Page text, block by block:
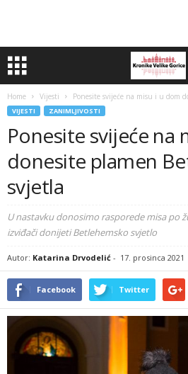
Home Vijesti Ponesite svijeće na misu i u dom
VIJESTI ZANIMLJIVOSTI
Ponesite svijeće na
donesite plamen
svjetla
U nastavku donosimo rasporede misa po
izviđači donijeti Betlehemsko svjetlo
Autor: Katarina Drvodelić - 17. prosinca 2021
Facebook Twitter